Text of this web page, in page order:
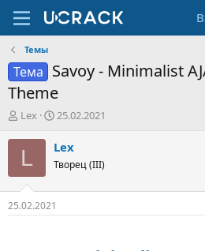
Темы
Тема Savoy - Minimalist
Theme
А
т
т
е
м
Lex
Д
т
н
а
25.02.2021
L Lex
Творец (III)
25.02.2021